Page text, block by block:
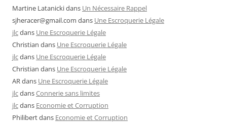
Martine Latanickidans Un Nécessaire Rappel
sjheracer@gmail.com dans Une Escroquerie Légale
jlcdans Une Escroquerie Légale
Christian dans Une Escroquerie Légale
jlcdans Une Escroquerie Légale
Christian dans Une Escroquerie Légale
ARdans Une Escroquerie Légale
jlcdansConnerie sans limites
jlcdans Economie et Corruption
Philibertdans Economie et Corruption